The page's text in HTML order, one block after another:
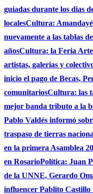
guiadas durante los dias
localesCultura:
nuevamente a las tablas
añosCultura: la Feria
artistas, galerias y
inicio el pago de Becas,
comunitariosCultura: las
mejor banda tributo a la
Pablo Valdés informó
traspaso de tierras
en la primera Asamblea
en RosarioPolítica: Juan
de la UNNE, Gerardo
influencer Pablito Castillo